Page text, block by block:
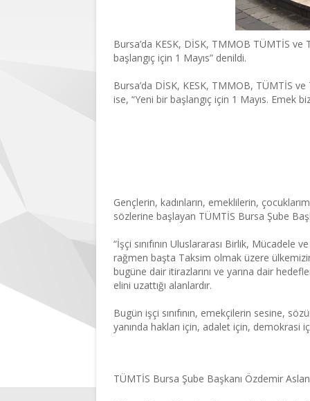
Bursa’da KESK, DİSK, TMMOB TÜMTİS ve
başlangıç için 1 Mayıs” denildi.
Bursa’da DİSK, KESK, TMMOB, TÜMTİS ve
ise, “Yeni bir başlangıç için 1 Mayıs. Emek
Gençlerin, kadınların, emeklilerin,
sözlerine başlayan TÜMTİS Bursa Şube
“İşçi sınıfının Uluslararası Birlik,
rağmen başta Taksim olmak üzere
bugüne dair itirazlarını ve yarına dair
elini uzattığı alanlardır.
Bugün işçi sınıfının, emekçilerin sesine,
yanında hakları için, adalet için, demokrasi
TÜMTİS Bursa Şube Başkanı Özdemir